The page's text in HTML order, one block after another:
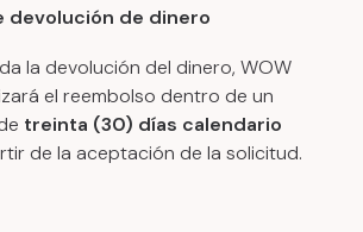
devolución de dinero
la devolución del dinero, WOW
el reembolso dentro de un
treinta (30) días calendario
de la aceptación de la solicitud.